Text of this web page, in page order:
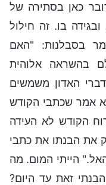
כאן בסתירה של
בו. זה חילול
בסבלנות: "האם
בהשראה אלוהית
האדון משמשים
אמר שכתבי הקודש
הקודש לא העידה
את הבנתו את כתבי
הייתי המום. מה
זאת עד היום?